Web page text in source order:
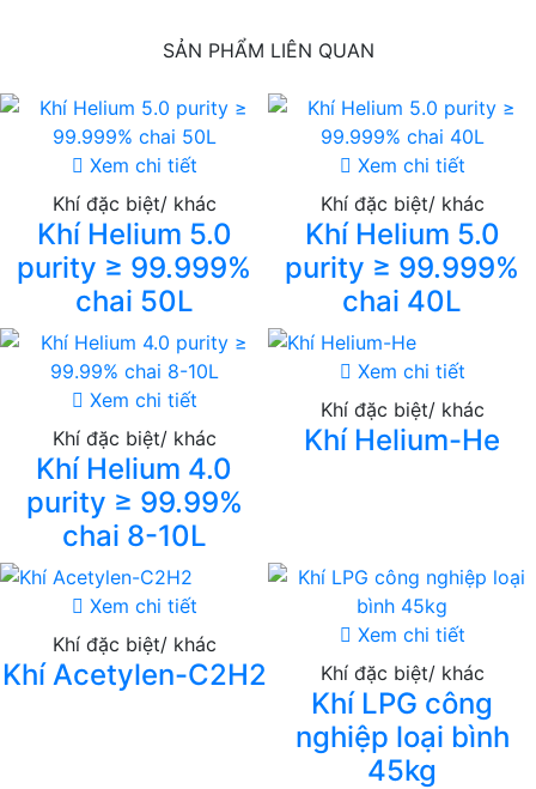
SẢN PHẨM LIÊN QUAN
Xem chi tiết
Khí đặc biệt/ khác
Khí Helium 5.0
purity ≥ 99.999%
chai 50L
Xem chi tiết
Khí đặc biệt/ khác
Khí Helium 5.0
purity ≥ 99.999%
chai 40L
Xem chi tiết
Khí đặc biệt/ khác
Khí Helium 4.0
purity ≥ 99.99%
chai 8-10L
Xem chi tiết
Khí đặc biệt/ khác
Khí Helium-He
Xem chi tiết
Khí đặc biệt/ khác
Khí Acetylen-C2H2
Xem chi tiết
Khí đặc biệt/ khác
Khí LPG công
nghiệp loại bình
45kg